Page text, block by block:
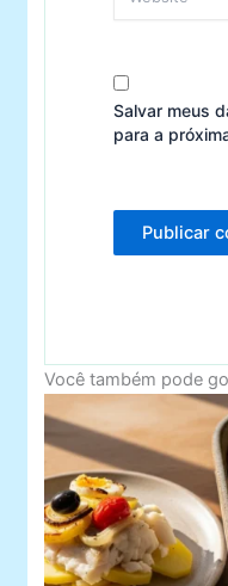
Salvar meus
para a
Você também pode